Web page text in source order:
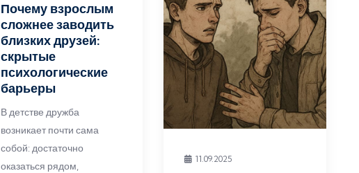
Почему взрослым
сложнее заводить
близких друзей:
скрытые
психологические
барьеры
В детстве дружба
возникает почти сама
собой: достаточно
оказаться рядом,
11.09.2025